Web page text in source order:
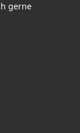
gerne